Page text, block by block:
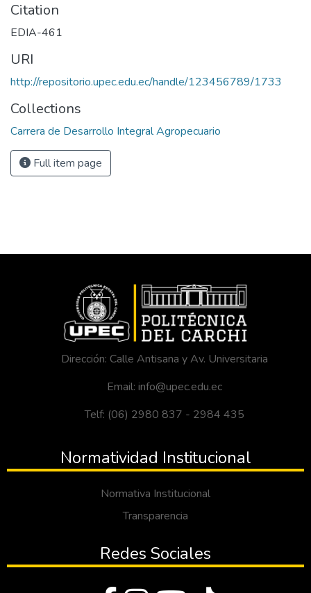
Citation
EDIA-461
URI
http://repositorio.upec.edu.ec/handle/123456789/1733
Collections
Carrera de Desarrollo Integral Agropecuario
Full item page
Dirección: Calle Antisana y Av. Universitaria
Email: info@upec.edu.ec
Telf: (06) 2980 837 - 2984 435
Normatividad Institucional
Normativa Institucional
Transparencia
Redes Sociales